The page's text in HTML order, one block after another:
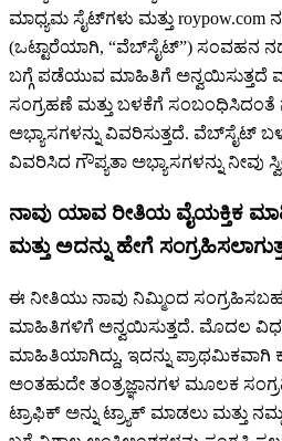
ಮಾಧ್ಯಮ ಸೈಟ್‌ಗಳು ಮತ್ತು
(ಒಟ್ಟಾರೆಯಾಗಿ, “ವೆಬ್‌ಸೈಟ್”) ಸಂವಹನ
ಬಗ್ಗೆ ಪಡೆಯುವ ಮಾಹಿತಿಗೆ ಅನ್ವಯಿಸುತ್ತದೆ
ಸಂಗ್ರಹಣೆ ಮತ್ತು ಬಳಕೆಗೆ ಸಂಬಂಧಿಸಿದಂತೆ
ಅಭ್ಯಾಸಗಳನ್ನು ವಿವರಿಸುತ್ತದೆ. ವೆಬ್‌ಸೈಟ್
ವಿವರಿಸಿದ ಗೌಪ್ಯತಾ ಅಭ್ಯಾಸಗಳನ್ನು ನೀವು
ನಾವು ಯಾವ ರೀತಿಯ ವೈಯಕ್ತಿಕ
ಮತ್ತು ಅದನ್ನು ಹೇಗೆ
ಈ ನೀತಿಯು ನಾವು ನಿಮ್ಮಿಂದ
ಮಾಹಿತಿಗಳಿಗೆ ಅನ್ವಯಿಸುತ್ತದೆ. ಮೊದಲ
ಮಾಹಿತಿಯಾಗಿದ್ದು, ಇದನ್ನು ಪ್ರಾಥಮಿಕವಾಗಿ
ಅಂತಹುದೇ ತಂತ್ರಜ್ಞಾನಗಳ ಮೂಲಕ
ಟ್ರಾಫಿಕ್ ಅನ್ನು ಟ್ರ್ಯಾಕ್ ಮಾಡಲು ಮತ್ತು